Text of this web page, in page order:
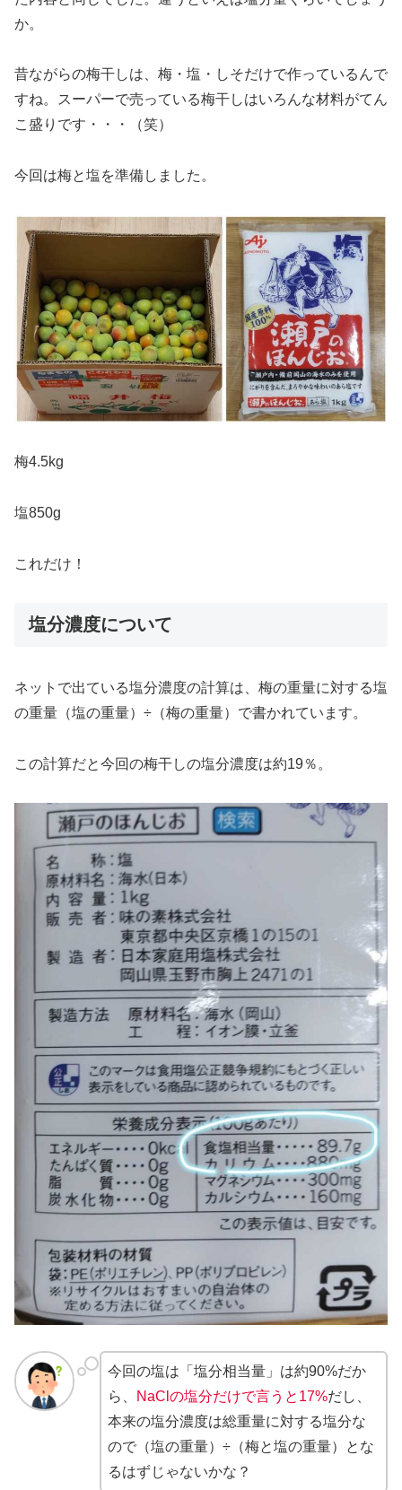
か。
昔ながらの梅干しは、梅・塩・しそだけで作っているんで
すね。スーパーで売っている梅干しはいろんな材料がてん
こ盛りです・・・（笑）
今回は梅と塩を準備しました。
梅4.5kg
塩850g
これだけ！
塩分濃度について
ネットで出ている塩分濃度の計算は、梅の重量に対する塩
の重量（塩の重量）÷（梅の重量）で書かれています。
この計算だと今回の梅干しの塩分濃度は約19％。
今回の塩は「塩分相当量」は約90%だか
ら、
NaClの塩分だけで言うと17%だし、
本来の塩分濃度は総重量に対する塩分な
ので（塩の重量）÷（梅と塩の重量）とな
るはずじゃないかな？